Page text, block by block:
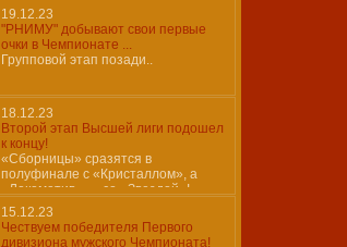
19.12.23
"РНИМУ" добывают свои первые
очки в Чемпионате ...
Групповой этап позади..
18.12.23
Второй этап Высшей лиги подошел
к концу!
«Сборницы» сразятся в
полуфинале с «Кристаллом», а
«Локомотив» — со «Звездой»!
15.12.23
Чествуем победителя Первого
дивизиона мужского Чемпионата!